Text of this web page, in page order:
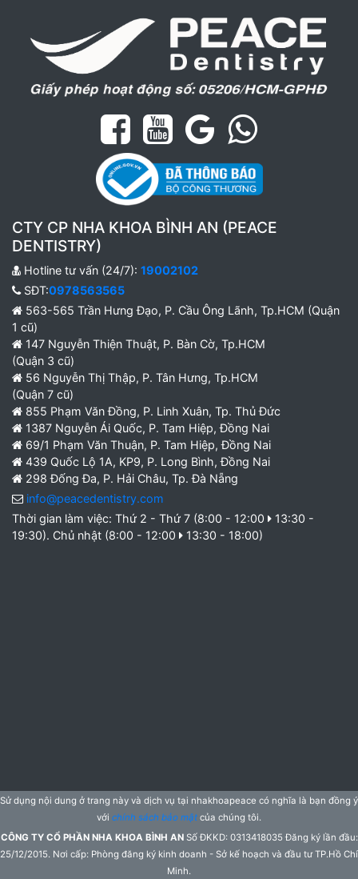
CTY CP NHA KHOA BÌNH AN (PEACE
DENTISTRY)
Hotline tư vấn (24/7): 19002102
SĐT:0978563565
563-565 Trần Hưng Đạo, P. Cầu Ông Lãnh, Tp.HCM (Quận
1 cũ)
147 Nguyễn Thiện Thuật, P. Bàn Cờ, Tp.HCM
(Quận 3 cũ)
56 Nguyễn Thị Thập, P. Tân Hưng, Tp.HCM
(Quận 7 cũ)
855 Phạm Văn Đồng, P. Linh Xuân, Tp. Thủ Đức
1387 Nguyễn Ái Quốc, P. Tam Hiệp, Đồng Nai
69/1 Phạm Văn Thuận, P. Tam Hiệp, Đồng Nai
439 Quốc Lộ 1A, KP9, P. Long Bình, Đồng Nai
298 Đống Đa, P. Hải Châu, Tp. Đà Nẵng
info@peacedentistry.com
Thời gian làm việc: Thứ 2 - Thứ 7 (8:00 - 12:00
13:30 -
19:30). Chủ nhật (8:00 - 12:00
13:30 - 18:00)
Sử dụng nội dung ở trang này và dịch vụ tại nhakhoapeace có nghĩa là bạn đồng ý
với chính sách bảo mật của chúng tôi.
CÔNG TY CỔ PHẦN NHA KHOA BÌNH ANSố ĐKKD: 0313418035 Đăng ký lần đầu:
25/12/2015. Nơi cấp: Phòng đăng ký kinh doanh - Sở kế hoạch và đầu tư TP.Hồ Chí
Minh.